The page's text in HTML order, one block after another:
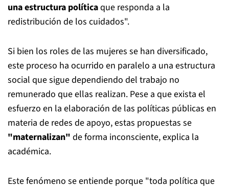
una estructura políticaque responda a la
redistribución de los cuidados".
Si bien los roles de las mujeres se han diversificado,
este proceso ha ocurrido en paralelo a una estructura
social que sigue dependiendo del trabajo no
remunerado que ellas realizan. Pese a que exista el
esfuerzo en la elaboración de las políticas públicas en
materia de redes de apoyo, estas propuestas se
"maternalizan" de forma inconsciente, explica la
académica.
Este fenómeno se entiende porque "toda política que